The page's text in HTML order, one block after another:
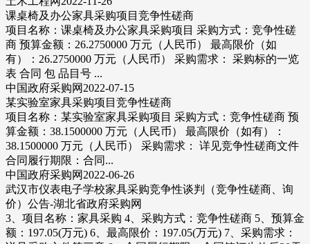
课桌椅及办公家具采购项目竞争性磋商
项目名称：课桌椅及办公家具采购项目 采购方式：竞争性磋
商 预算金额：26.2750000 万元（人民币） 最高限价（如
有）：26.2750000 万元（人民币） 采购需求： 采购标的一览
表 合同 包 品目号 ...
中国政府采购网2022-07-15
某实验室家具采购项目竞争性磋商
项目名称：某实验室家具采购项目 采购方式：竞争性磋商 预
算金额：38.1500000 万元（人民币） 最高限价（如有）：
38.1500000 万元（人民币） 采购需求： 详见竞争性磋商文件
合同履行期限：合同...
中国政府采购网2022-06-26
武汉市仪表电子学校家具采购竞争性谈判（竞争性磋商、询
价）公告-湖北省政府采购网
3、项目名称：家具采购 4、采购方式：竞争性磋商 5、预算金
额：197.05(万元) 6、最高限价：197.05(万元) 7、采购需求：